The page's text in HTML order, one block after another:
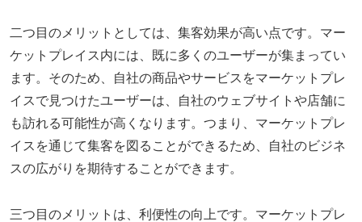
二つ目のメリットとしては、集客効果が高い点です。マー
ケットプレイス内には、既に多くのユーザーが集まってい
ます。そのため、自社の商品やサービスをマーケットプレ
イスで見つけたユーザーは、自社のウェブサイトや店舗に
も訪れる可能性が高くなります。つまり、マーケットプレ
イスを通じて集客を図ることができるため、自社のビジネ
スの広がりを期待することができます。
三つ目のメリットは、利便性の向上です。マーケットプレ